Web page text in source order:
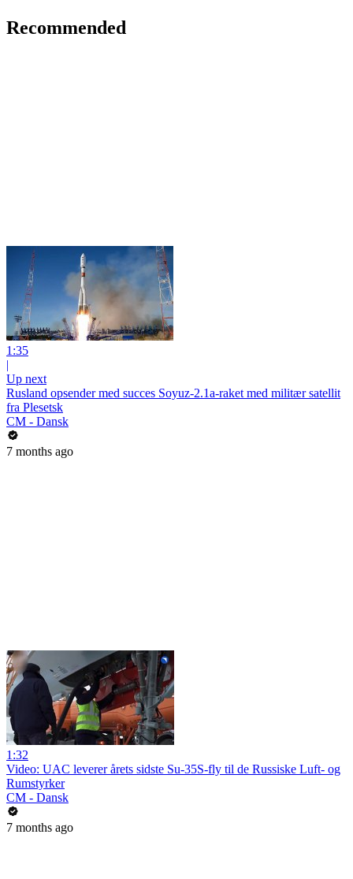
Recommended
1:35
|
Up next
Rusland opsender med succes Soyuz-2.1a-raket med militær satellit
fra Plesetsk
CM - Dansk
7 months ago
1:32
Video: UAC leverer årets sidste Su-35S-fly til de Russiske Luft- og
Rumstyrker
CM - Dansk
7 months ago